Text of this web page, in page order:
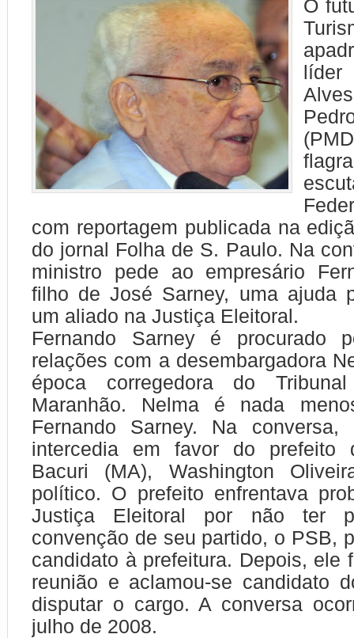
O
com reportagem publicada na
do jornal Folha de S. Paulo. Na
ministro pede ao empresário
filho de José Sarney, uma ajuda
um aliado na Justiça Eleitoral.
Fernando Sarney é procurado
relações com a desembargadora
época corregedora do
Maranhão. Nelma é nada
Fernando Sarney. Na conversa,
intercedia em favor do prefeito
Bacuri (MA), Washington
político. O prefeito enfrentava
Justiça Eleitoral por não ter
convenção de seu partido, o PSB,
candidato à prefeitura. Depois, ele
reunião e aclamou-se candidato
disputar o cargo. A conversa
julho de 2008.